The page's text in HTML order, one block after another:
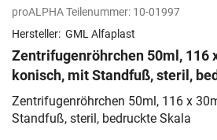
proALPHA Teilenummer: 10-01997
Hersteller: GML Alfaplast
Zentrifugenröhrchen 50ml, 116
konisch, mit Standfuß, steril,
Zentrifugenröhrchen 50ml, 116 x
Standfuß, steril, bedruckte Skala